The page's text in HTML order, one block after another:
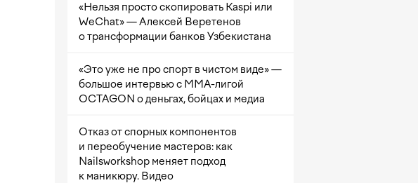
«Нельзя просто скопировать Kaspi или
WeChat» — Алексей Веретенов
о трансформации банков Узбекистана
«Это уже не про спорт в чистом виде» —
большое интервью с ММА-лигой
OCTAGON о деньгах, бойцах и медиа
Отказ от спорных компонентов
и переобучение мастеров: как
Nailsworkshop меняет подход
к маникюру. Видео